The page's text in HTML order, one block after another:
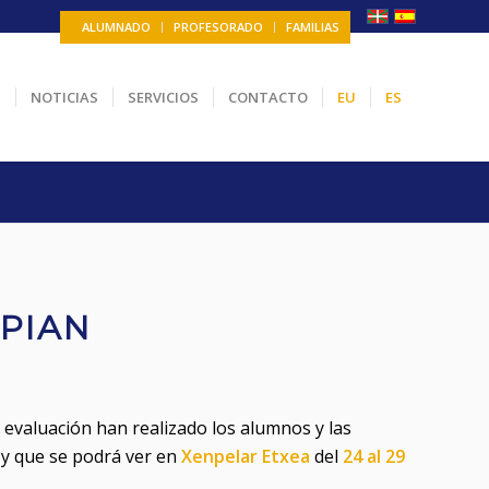
ALUMNADO PROFESORADO FAMILIAS
NOTICIAS SERVICIOS CONTACTO EU ES
han realizado los alumnos y las
que se podrá ver en Xenpelar Etxea del 24 al 29